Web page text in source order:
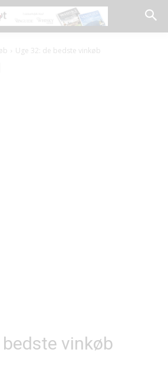
Uge 32: de bedste vinkøb
bedste vinkøb